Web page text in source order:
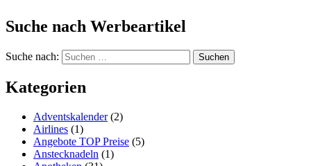
Suche nach Werbeartikel
Suche nach:
Kategorien
Adventskalender(2)
Airlines (1)
Angebote TOP Preise (5)
Anstecknadeln (1)